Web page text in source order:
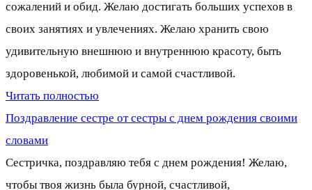
сожалений и обид. Желаю достигать больших успехов в
своих занятиях и увлечениях. Желаю хранить свою
удивительную внешнюю и внутреннюю красоту, быть
здоровенькой, любимой и самой счастливой.
Читать полностью
Поздравление сестре от сестры с днем рождения своими
словами
Сестричка, поздравляю тебя с днем рождения! Желаю,
чтобы твоя жизнь была бурной, счастливой,